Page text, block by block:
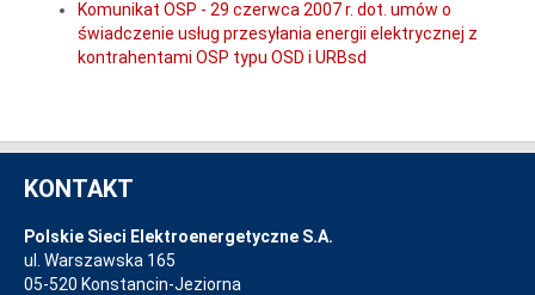
Komunikat OSP - 29 czerwca 2007 r. dot. umów o
świadczenie usług przesyłania energii elektrycznej z
kontrahentami OSP typu OSD i URBsd
KONTAKT
Polskie Sieci Elektroenergetyczne S.A.
ul. Warszawska 165
05-520 Konstancin-Jeziorna